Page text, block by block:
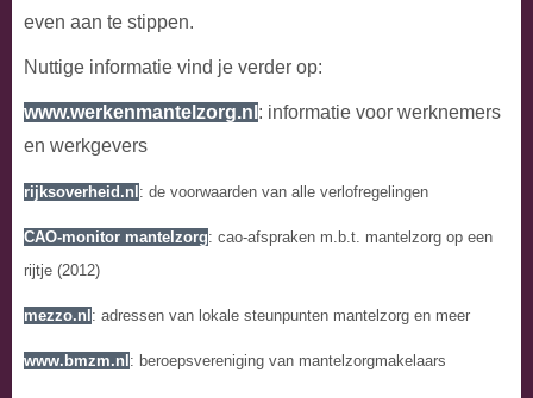
even aan te stippen.
Nuttige informatie vind je verder op:
www.werkenmantelzorg.nl : informatie voor werknemers
en werkgevers
rijksoverheid.nl: de voorwaarden van alle verlofregelingen
CAO-monitor mantelzorg: cao-afspraken m.b.t. mantelzorg op een
rijtje (2012)
mezzo.nl: adressen van lokale steunpunten mantelzorg en meer
www.bmzm.nl: beroepsvereniging van mantelzorgmakelaars